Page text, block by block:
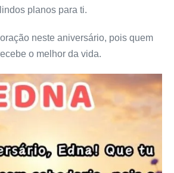
planos para ti.
neste aniversário, pois quem
o melhor da vida.